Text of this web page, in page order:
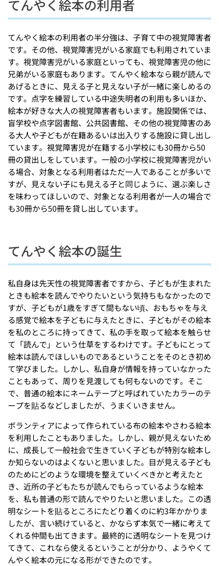
てんやく絵本の利用者
てんやく絵本の利用者の半分強は、子育て中の視覚障害者
です。その他、視覚障害児がいる家庭でも利用されていま
す。視覚障害児がいる家庭といっても、視覚障害児の他に
兄弟がいる家庭もあります。てんやく絵本なら親が読んで
あげるときに、見える子と見えない子が一緒に楽しめるの
です。点字を練習している中途失明者の利用も多いほか、
絵本が好きな大人の視覚障害者もいます。施設関係では、
盲学校や点字図書館、公共図書館、その他の視覚障害のあ
る大人や子どもが在籍あるいは出入りする施設に貸し出し
ています。視覚障害児が在籍する小学校にも30冊から50
冊の貸出しをしています。一般の小学校に視覚障害児がい
る場合、対象となる利用者はただ一人であることが多いで
すが、見えない子にも見える子と同じように、選ぶ楽しさ
を味わってほしいので、対象となる利用者が一人の場合で
も30冊から50冊を貸し出しています。
てんやく絵本の誕生
私自身は先天性の視覚障害者ですから、子どもが生まれた
ときも絵本を読んでやりたいという気持ちもなかったので
すが、子どもが1歳をすぎて間もない頃、おもちゃを与え
る感覚で絵本を子どもに与えたときに、子どもがその絵本
を私のところに持ってきて、私の手を取って絵本を触らせ
て「読んで」という仕草をするわけです。子どもにとって
絵本は読んでほしいものであるということをそのとき初め
て学びました。しかし、私自身が情報を持っていなかった
こともあって、周りを見渡しても何もないのです。そこ
で、普通の絵本にネームテープと呼ばれていたカラーのテ
ープを貼るなどしましたが、うまくいきません。
ボランティアによって作られている布の絵本やさわる絵本
を利用したこともありました。しかし、親が見えないため
に、成長して一般社会で生きていく子どもが特別な絵本し
か知らないのはよくないと思いました。目が見える子ども
のためにどのような環境を整えていくべきかと考えたと
き、近所の子どもたちが読んでもらっているような絵本
を、私も普通の形で読んでやりたいと思いました。この透
明なシートを貼るところにたどり着くのに約3年かかりま
したが、言い続けていると、かならず本気で一緒に考えて
くれる仲間も出てきます。最終的に透明なシートを見つけ
てきて、これなら使えるということが分かり、ようやくて
んやく絵本の元になる形ができたのです。